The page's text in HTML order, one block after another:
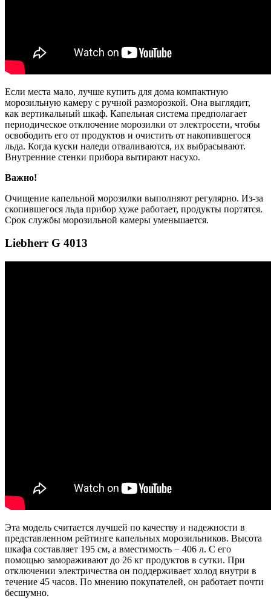
Если места мало, лучше купить для дома компактную
морозильную камеру с ручной разморозкой. Она выглядит,
как вертикальный шкаф. Капельная система предполагает
периодическое отключение морозилки от электросети, чтобы
освободить его от продуктов и очистить от накопившегося
льда. Когда куски наледи отваливаются, их выбрасывают.
Внутренние стенки прибора вытирают насухо.
Важно!
Очищение капельной морозилки выполняют регулярно. Из-за
скопившегося льда прибор хуже работает, продукты портятся.
Срок службы морозильной камеры уменьшается.
Liebherr G 4013
Эта модель считается лучшей по качеству и надежности в
представленном рейтинге капельных морозильников. Высота
шкафа составляет 195 см, а вместимость − 406 л. С его
помощью замораживают до 26 кг продуктов в сутки. При
отключении электричества он поддерживает холод внутри в
течение 45 часов. По мнению покупателей, он работает почти
бесшумно.